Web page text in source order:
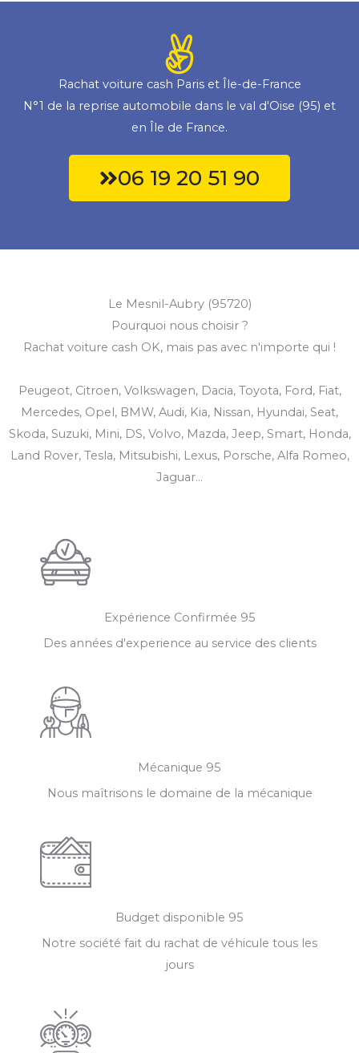
Rachat voiture cash Paris et Île-de-France
N°1 de la reprise automobile dans le val d'Oise (95) et
en Île de France.
06 19 20 51 90
Le Mesnil-Aubry (95720)
Pourquoi nous choisir ?
Rachat voiture cash OK, mais pas avec n'importe qui !
Peugeot, Citroen, Volkswagen, Dacia, Toyota, Ford, Fiat,
Mercedes, Opel, BMW, Audi, Kia, Nissan, Hyundai, Seat,
Skoda, Suzuki, Mini, DS, Volvo, Mazda, Jeep, Smart, Honda,
Land Rover, Tesla, Mitsubishi, Lexus, Porsche, Alfa Romeo,
Jaguar...
Expérience Confirmée​ 95
Des années d'experience au service des clients​
Mécanique 95
Nous maîtrisons le domaine de la mécanique
Budget disponible 95
Notre société fait du rachat de véhicule tous les
jours